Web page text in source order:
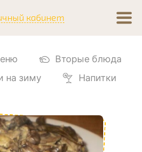
кабинет
Вторые блюда
на зиму
Напитки